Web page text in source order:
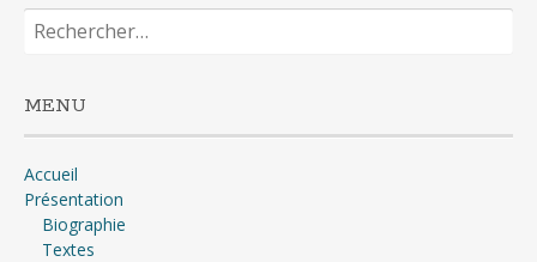
Rechercher :
MENU
Accueil
Présentation
Biographie
Textes